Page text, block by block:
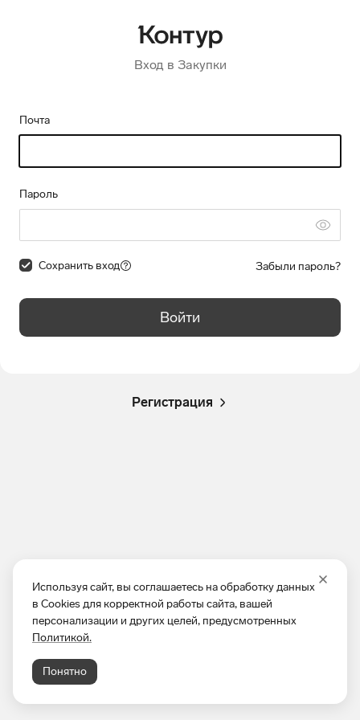
Используя сайт, вы соглашаетесь на обработку данных
в Cookies для корректной работы сайта, вашей
персонализации и других целей, предусмотренных
Политикой.
Понятно
Вход в Закупки
Почта
Пароль
Сохранить вход Забыли пароль?
Войти
Регистрация